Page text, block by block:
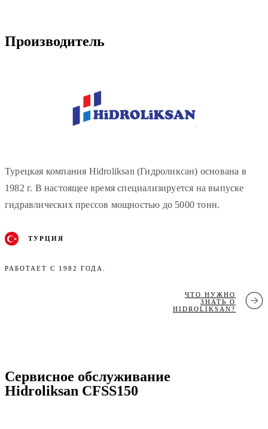
Производитель
Турецкая компания Hidroliksan (Гидроликсан) основана в
1982 г. В настоящее время специализируется на выпуске
гидравлических прессов мощностью до 5000 тонн.
ТУРЦИЯ
РАБОТАЕТ С 1982 ГОДА.
ЧТО НУЖНО
ЗНАТЬ О
HIDROLIKSAN?
Сервисное обслуживание
Hidroliksan CFSS150